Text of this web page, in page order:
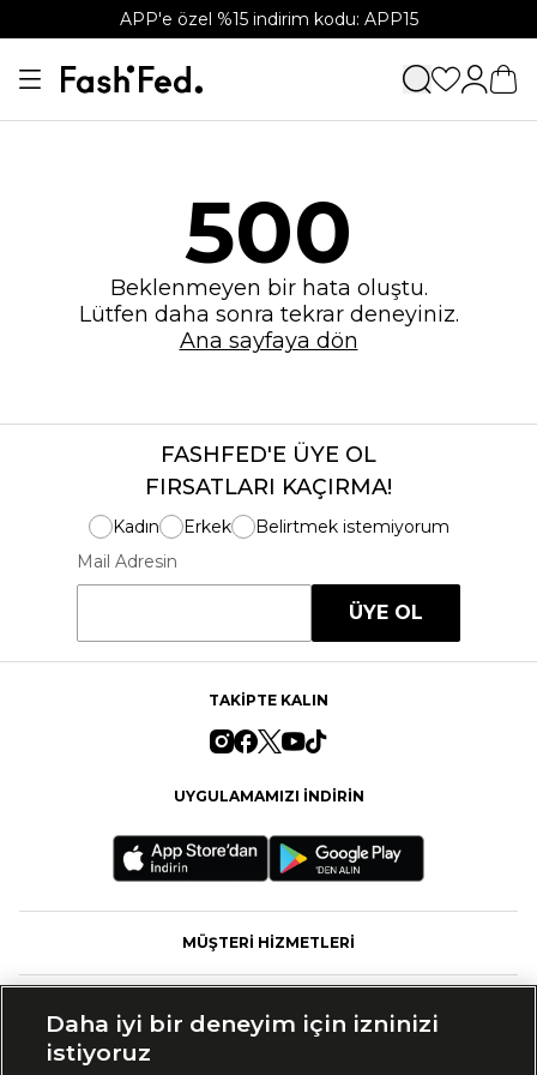
APP'e özel %15 indirim kodu: APP15
500
Beklenmeyen bir hata oluştu.
Lütfen daha sonra tekrar deneyiniz.
Ana sayfaya dön
FASHFED'E ÜYE OL
FIRSATLARI KAÇIRMA!
Kadın Erkek
Belirtmek istemiyorum
Mail Adresin
ÜYE OL
TAKİPTE KALIN
UYGULAMAMIZI İNDİRİN
MÜŞTERİ HİZMETLERİ
Daha iyi bir deneyim için izninizi
istiyoruz